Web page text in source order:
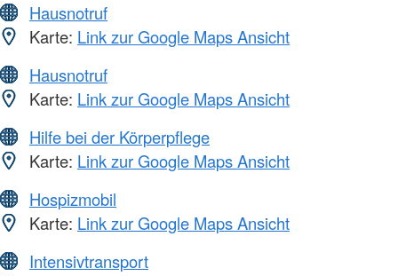
Hausnotruf
Karte: Link zur Google Maps Ansicht
Hausnotruf
Karte: Link zur Google Maps Ansicht
Hilfe bei der Körperpflege
Karte: Link zur Google Maps Ansicht
Hospizmobil
Karte: Link zur Google Maps Ansicht
Intensivtransport